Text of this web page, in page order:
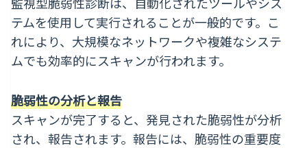
テムを使用して実行されることが一般的です。こ
れにより、大規模なネットワークや複雑なシステ
ムでも効率的にスキャンが行われます。
脆弱性の分析と報告
スキャンが完了すると、発見された脆弱性が分析
され、報告されます。報告には、脆弱性の重要度